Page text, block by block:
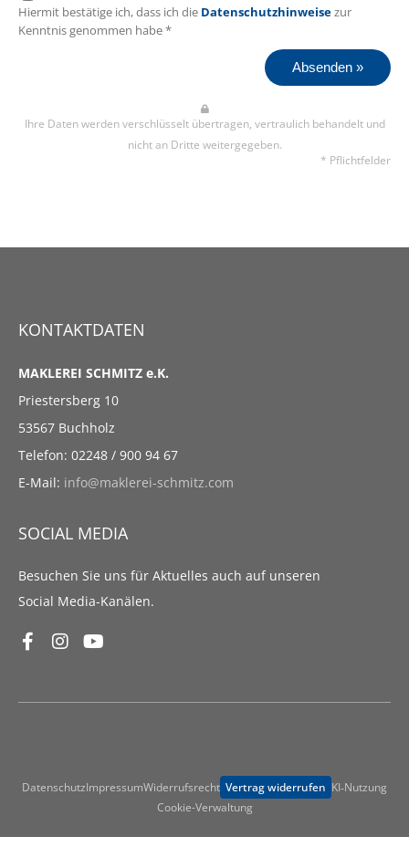
KONTAKTDATEN
MAKLEREI SCHMITZ e.K.
Priestersberg 10
53567 Buchholz
Telefon: 02248 / 900 94 67
E-Mail: info@maklerei-schmitz.com
SOCIAL MEDIA
Besuchen Sie uns für Aktuelles auch auf unseren
Social Media-Kanälen.
DatenschutzImpressumWiderrufsrecht Vertrag widerrufen KI‑Nutzung
Cookie-Verwaltung
Hiermit bestätige ich, dass ich die Datenschutzhinweisezur
Kenntnis genommen habe *
Absenden »
Ihre Daten werden verschlüsselt übertragen, vertraulich behandelt und
nicht an Dritte weitergegeben.
* Pflichtfelder